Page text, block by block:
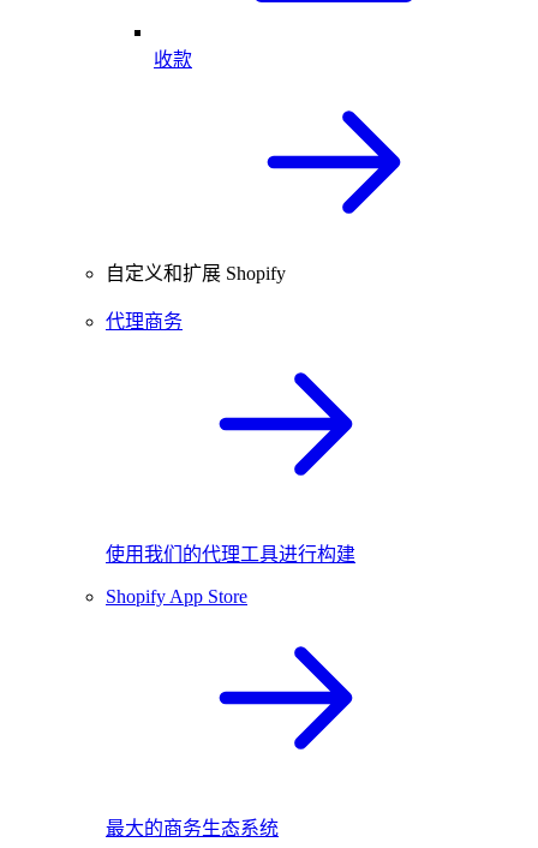
收款
自定义和扩展 Shopify
代理商务
使用我们的代理工具进行构建
Shopify App Store
最大的商务生态系统